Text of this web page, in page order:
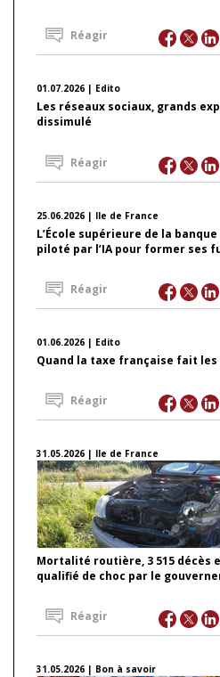
Réagir
01.07.2026 | Edito
Les réseaux sociaux, grands
dissimulé
Réagir
25.06.2026 | Ile de France
L’École supérieure de la
piloté par l’IA pour former ses
Réagir
01.06.2026 | Edito
Quand la taxe française fait
Réagir
31.05.2026 | Ile de France
Mortalité routière, 3 515 décès
qualifié de choc par le
Réagir
31.05.2026 | Bon à savoir